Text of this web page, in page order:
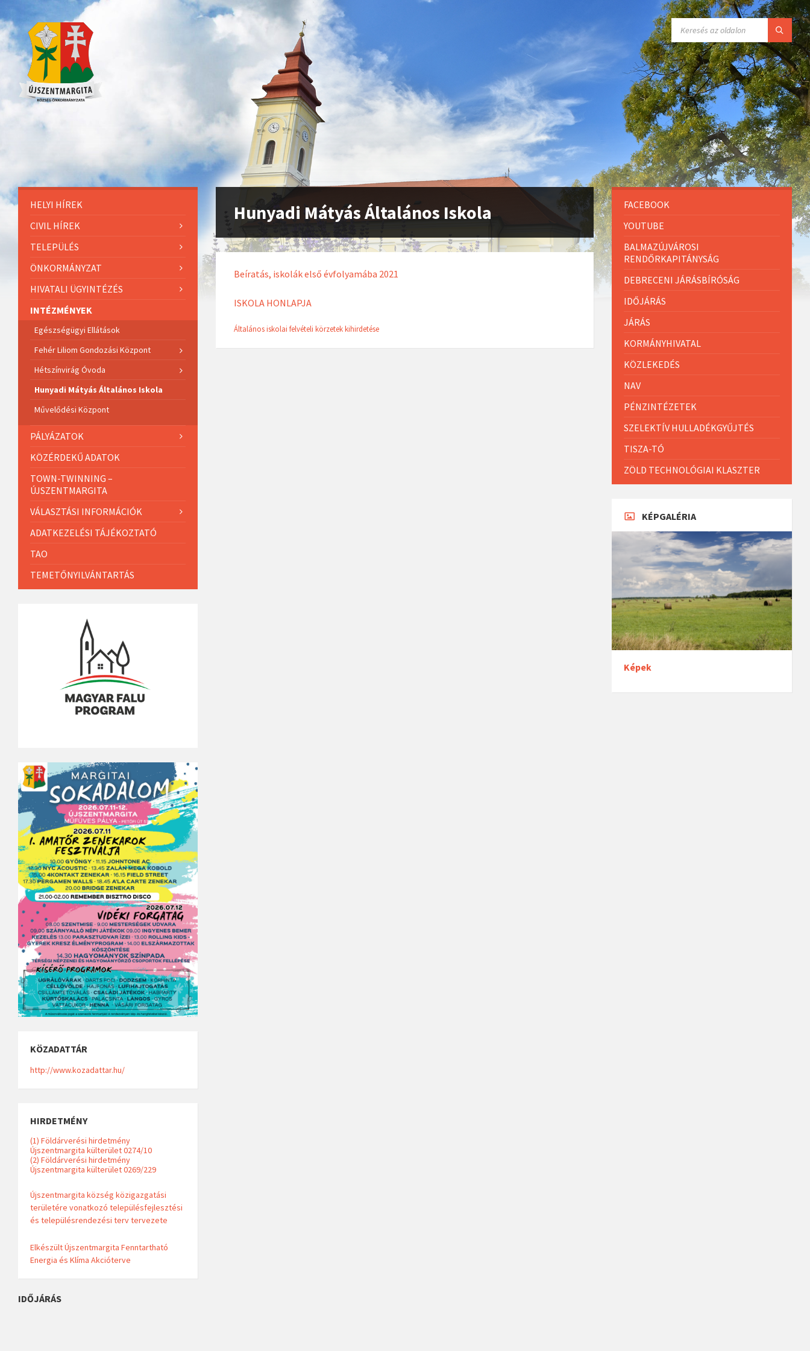
Hunyadi Mátyás Általános Iskola
Beíratás, iskolák első évfolyamába 2021
ISKOLA HONLAPJA
Általános iskolai felvételi körzetek kihirdetése
HELYI HÍREK
CIVIL HÍREK
TELEPÜLÉS
ÖNKORMÁNYZAT
HIVATALI ÜGYINTÉZÉS
INTÉZMÉNYEK
Egészségügyi Ellátások
Fehér Liliom Gondozási Központ
Hétszínvirág Óvoda
Hunyadi Mátyás Általános Iskola
Művelődési Központ
PÁLYÁZATOK
KÖZÉRDEKŰ ADATOK
TOWN-TWINNING –
ÚJSZENTMARGITA
VÁLASZTÁSI INFORMÁCIÓK
ADATKEZELÉSI TÁJÉKOZTATÓ
TAO
TEMETŐNYILVÁNTARTÁS
KÖZADATTÁR
http://www.kozadattar.hu/
HIRDETMÉNY
(1) Földárverési hirdetmény
Újszentmargita külterület 0274/10
(2) Földárverési hirdetmény
Újszentmargita külterület 0269/229
Újszentmargita község közigazgatási
területére vonatkozó településfejlesztési
és településrendezési terv tervezete
Elkészült Újszentmargita Fenntartható
Energia és Klíma Akcióterve
IDŐJÁRÁS
FACEBOOK
YOUTUBE
BALMAZÚJVÁROSI
RENDŐRKAPITÁNYSÁG
DEBRECENI JÁRÁSBÍRÓSÁG
IDŐJÁRÁS
JÁRÁS
KORMÁNYHIVATAL
KÖZLEKEDÉS
NAV
PÉNZINTÉZETEK
SZELEKTÍV HULLADÉKGYŰJTÉS
TISZA-TÓ
ZÖLD TECHNOLÓGIAI KLASZTER
KÉPGALÉRIA
Képek